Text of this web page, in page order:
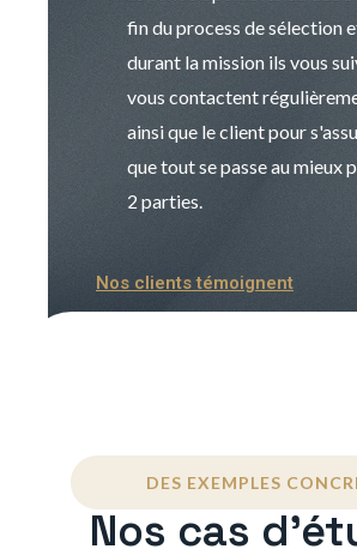
fin du process de sélection
durant la mission ils vous
vous contactent
ainsi que le client pour
que tout se passe au mieux
2 parties.
Nos clients témoignent
DES EXEMPLES
Nos cas